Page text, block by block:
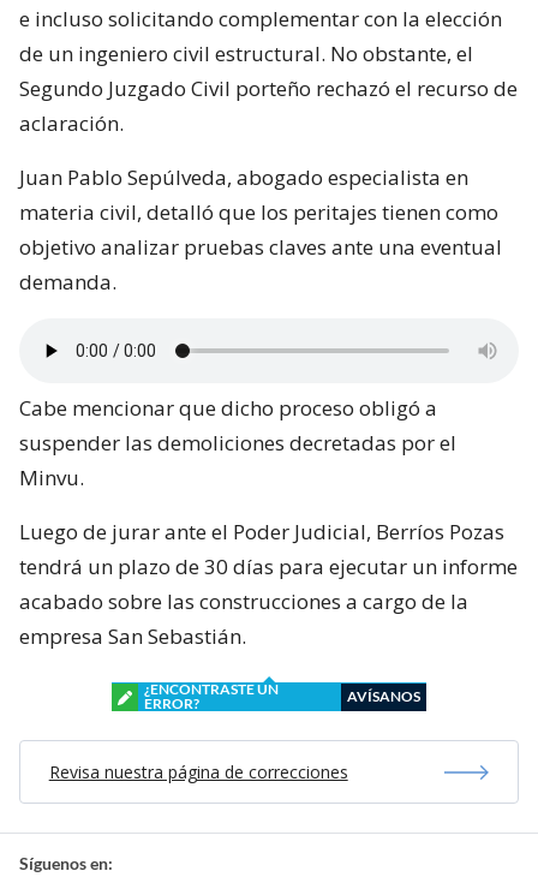
e incluso solicitando complementar con la elección
de un ingeniero civil estructural. No obstante, el
Segundo Juzgado Civil porteño rechazó el recurso de
aclaración.
Juan Pablo Sepúlveda, abogado especialista en
materia civil, detalló que los peritajes tienen como
objetivo analizar pruebas claves ante una eventual
demanda.
Cabe mencionar que dicho proceso obligó a
suspender las demoliciones decretadas por el
Minvu.
Luego de jurar ante el Poder Judicial, Berríos Pozas
tendrá un plazo de 30 días para ejecutar un informe
acabado sobre las construcciones a cargo de la
empresa San Sebastián.
¿ENCONTRASTE UN
ERROR?
AVÍSANOS
Revisa nuestra página de correcciones
Síguenos en: